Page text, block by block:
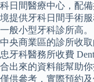
科日間醫療中心，配
境提供牙科日間手術
一般小型牙科診所高
中央商業區的診所收
忠牙科醫務所收費
合出來的資料能幫助
僅供參考，實際預約